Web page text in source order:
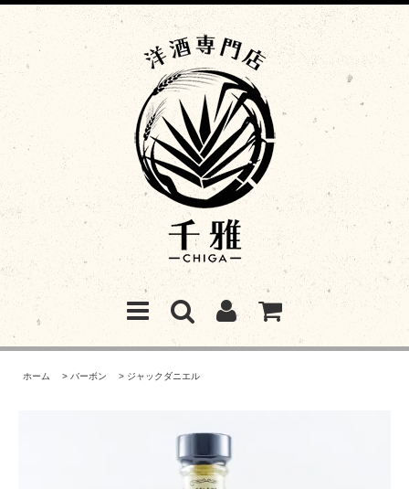
ホーム > バーボン > ジャックダニエル